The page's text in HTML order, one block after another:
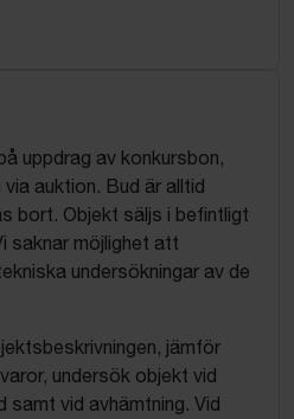
uppdrag av konkursbon,
auktion. Bud är alltid
bort. Objekt säljs i befintligt
saknar möjlighet att
undersökningar av de
jämför
undersök objekt vid
samt vid avhämtning. Vid